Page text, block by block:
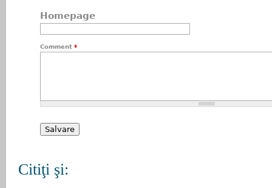
Homepage
Comment *
Citiţi şi: